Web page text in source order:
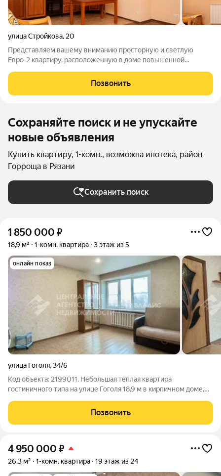
улица Стройкова, 20
Представляем вашему вниманию просторную и светлую
Евро-2 квартиру, расположенную в доме повышенной
комфорта и приватности: всего 3 квартиры на этаже, потолки
высотой 2.74 м и индивидуальное
Позвонить
Сохраняйте поиск и не упускайте
новые объявления
Купить квартиру, 1-комн., возможна ипотека, район
Горроща в Рязани
Сохранить поиск
1 850 000 ₽
18,9 м² 1-комн. квартира 3 этаж из 5
онлайн показ
улица Гоголя,34/6
Код объекта: 2199011. Небольшая тёплая квартира
гостиничного типа на улице Гоголя 18,9 м в кирпичном доме,
Ремонт косметический состояние позволяет въехать сразу
или довести до желаемого
Позвонить
4 950 000 ₽
26,3 м² 1-комн. квартира 19 этаж из 24